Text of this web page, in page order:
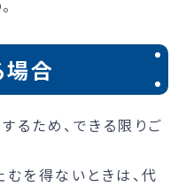
場合
ため、できる限りご
を得ないときは、代